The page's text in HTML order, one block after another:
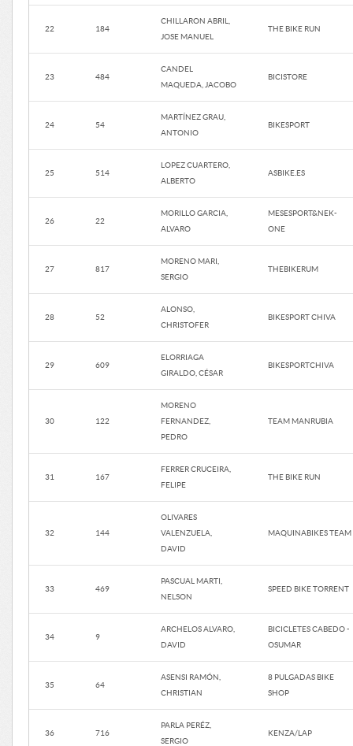
22 184
CHILLARON ABRIL,
JOSE MANUEL
THE BIKE RUN
23 484
CANDEL
MAQUEDA, JACOBO
BICISTORE
24 54
MARTÍNEZ GRAU,
ANTONIO
BIKESPORT
25 514
LOPEZ CUARTERO,
ALBERTO
ASBIKE.ES
26 22
MORILLO GARCIA,
ALVARO
MESESPORT&NEK-
ONE
27 817
MORENO MARI,
SERGIO
THEBIKERUM
28 52
ALONSO,
CHRISTOFER
BIKESPORT CHIVA
29 609
ELORRIAGA
GIRALDO, CÉSAR
BIKESPORTCHIVA
30 122
MORENO
FERNANDEZ,
PEDRO
TEAM MANRUBIA
31 167
FERRER CRUCEIRA,
FELIPE
THE BIKE RUN
32 144
OLIVARES
VALENZUELA,
DAVID
MAQUINABIKES TEAM
33 469
PASCUAL MARTI,
NELSON
SPEED BIKE TORRENT
34 9
ARCHELOS ALVARO,
DAVID
BICICLETES CABEDO -
OSUMAR
35 64
ASENSI RAMÓN,
CHRISTIAN
8 PULGADAS BIKE
SHOP
36 716
PARLA PERÉZ,
SERGIO
KENZA/LAP